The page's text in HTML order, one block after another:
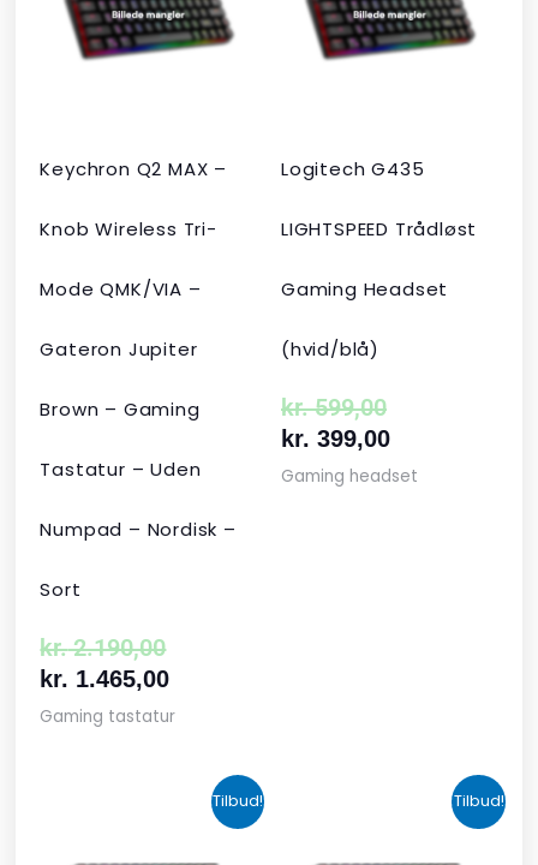
Keychron Q2 MAX –
Knob Wireless Tri-
Mode QMK/VIA –
Gateron Jupiter
Brown – Gaming
Tastatur – Uden
Numpad – Nordisk –
Sort
kr.2.190,00
var:
kr. 2.190,00.
kr. 1.465,00
er:
kr. 1.465,00.
Gaming tastatur
Logitech G435
LIGHTSPEED Trådløst
Gaming Headset
(hvid/blå)
kr.599,00
var:
kr. 599,00.
kr. 399,00
er:
kr. 399,00.
Gaming headset
Tilbud!
oprindelige
pris
aktuelle
pris
Tilbud!
oprindelige
pris
aktuelle
pris